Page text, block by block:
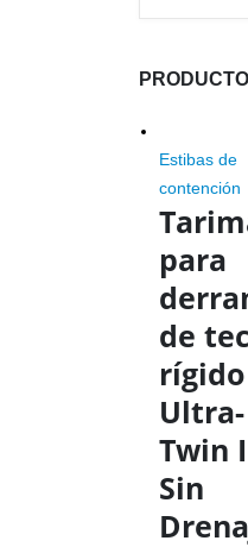
Estibas de
contención
para
de
rígido
Ultra-
Twin
Sin